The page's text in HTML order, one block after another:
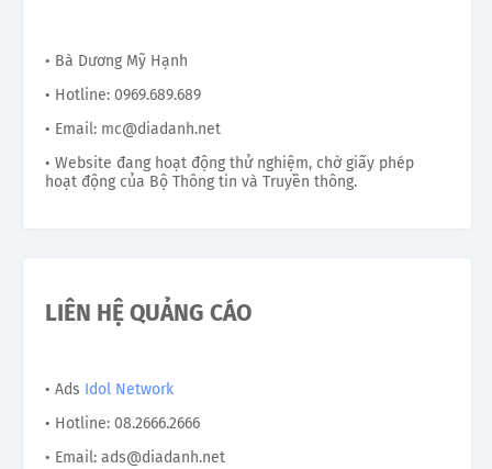
• Bà Dương Mỹ Hạnh
• Hotline: 0969.689.689
• Email: mc@diadanh.net
• Website đang hoạt động thử nghiệm, chờ giấy phép
hoạt động của Bộ Thông tin và Truyền thông.
LIÊN HỆ QUẢNG CÁO
• Ads Idol Network
• Hotline: 08.2666.2666
• Email: ads@diadanh.net